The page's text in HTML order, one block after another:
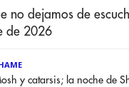
no dejamos de
de 2026
y catarsis; la noche de